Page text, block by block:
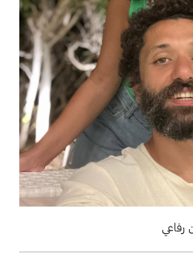
رفاعي